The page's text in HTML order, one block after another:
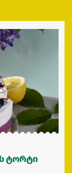
ტორტი